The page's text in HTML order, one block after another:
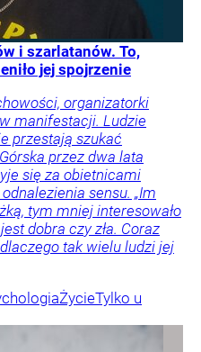
i szarlatanów. To,
jej spojrzenie
organizatorki
manifestacji. Ludzie
przestają szukać
przez dwa lata
się za obietnicami
sensu. „Im
tym mniej interesowało
dobra czy zła. Coraz
tak wielu ludzi jej
ŻycieTylko u